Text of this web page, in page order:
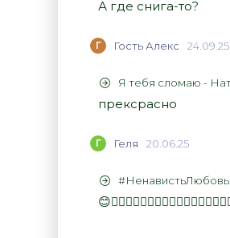
А где снига-то?
Г Гость Алекс 24.09.25
Я тебя сломаю -
прексрасно
Г Геля 20.06.25
#НенавистьЛюбовь.